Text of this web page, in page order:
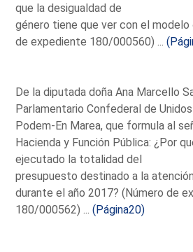
que la desigualdad de
género tiene que ver con el modelo
de expediente 180/000560) ...
De la diputada doña Ana Marcello
Parlamentario Confederal de
Podem-En Marea, que formula al
Hacienda y Función Pública: ¿Por
ejecutado la totalidad del
presupuesto destinado a la
durante el año 2017? (Número de
180/000562) ...(Página20)